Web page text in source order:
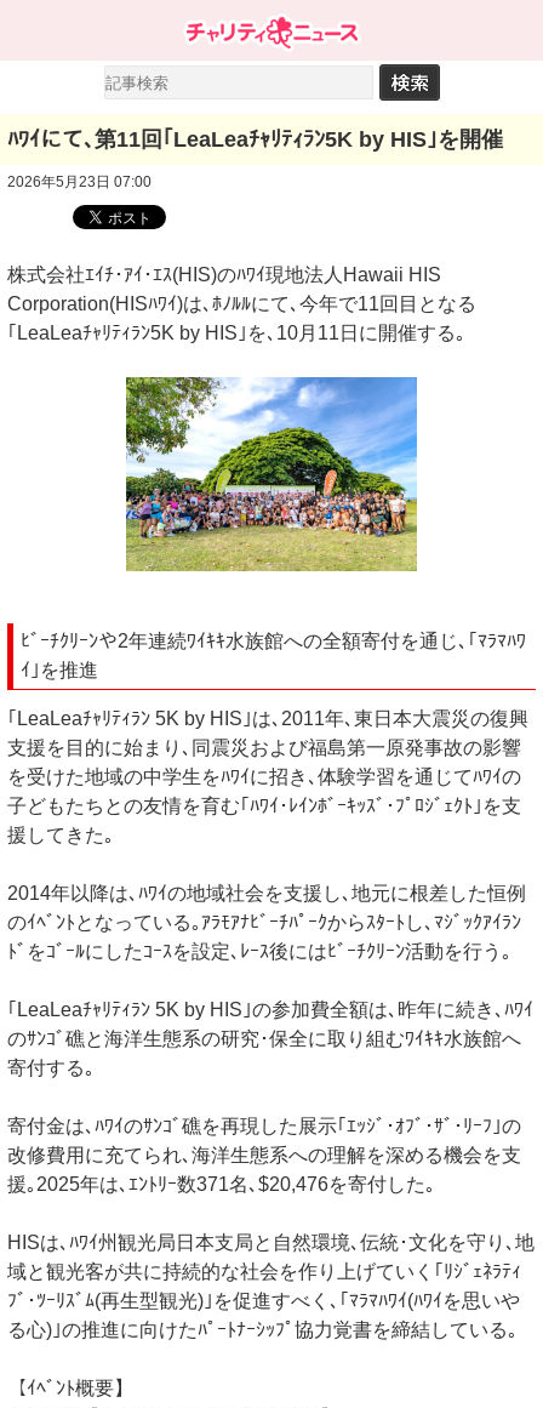
ﾊﾜｲにて､第11回｢LeaLeaﾁｬﾘﾃｨﾗﾝ5K by HIS｣を開催
2026年5月23日 07:00
株式会社ｴｲﾁ･ｱｲ･ｴｽ(HIS)のﾊﾜｲ現地法人Hawaii HIS
Corporation(HISﾊﾜｲ)は､ﾎﾉﾙﾙにて､今年で11回目となる
｢LeaLeaﾁｬﾘﾃｨﾗﾝ5K by HIS｣を､10月11日に開催する｡
ﾋﾞｰﾁｸﾘｰﾝや2年連続ﾜｲｷｷ水族館への全額寄付を通じ､｢ﾏﾗﾏﾊﾜ
ｲ｣を推進
｢LeaLeaﾁｬﾘﾃｨﾗﾝ 5K by HIS｣は､2011年､東日本大震災の復興
支援を目的に始まり､同震災および福島第一原発事故の影響
を受けた地域の中学生をﾊﾜｲに招き､体験学習を通じてﾊﾜｲの
子どもたちとの友情を育む｢ﾊﾜｲ･ﾚｲﾝﾎﾞｰｷｯｽﾞ･ﾌﾟﾛｼﾞｪｸﾄ｣を支
援してきた｡
2014年以降は､ﾊﾜｲの地域社会を支援し､地元に根差した恒例
のｲﾍﾞﾝﾄとなっている｡ｱﾗﾓｱﾅﾋﾞｰﾁﾊﾟｰｸからｽﾀｰﾄし､ﾏｼﾞｯｸｱｲﾗﾝ
ﾄﾞをｺﾞｰﾙにしたｺｰｽを設定､ﾚｰｽ後にはﾋﾞｰﾁｸﾘｰﾝ活動を行う｡
｢LeaLeaﾁｬﾘﾃｨﾗﾝ 5K by HIS｣の参加費全額は､昨年に続き､ﾊﾜｲ
のｻﾝｺﾞ礁と海洋生態系の研究･保全に取り組むﾜｲｷｷ水族館へ
寄付する｡
寄付金は､ﾊﾜｲのｻﾝｺﾞ礁を再現した展示｢ｴｯｼﾞ･ｵﾌﾞ･ｻﾞ･ﾘｰﾌ｣の
改修費用に充てられ､海洋生態系への理解を深める機会を支
援｡2025年は､ｴﾝﾄﾘｰ数371名､$20,476を寄付した｡
HISは､ﾊﾜｲ州観光局日本支局と自然環境､伝統･文化を守り､地
域と観光客が共に持続的な社会を作り上げていく｢ﾘｼﾞｪﾈﾗﾃｨ
ﾌﾞ･ﾂｰﾘｽﾞﾑ(再生型観光)｣を促進すべく､｢ﾏﾗﾏﾊﾜｲ(ﾊﾜｲを思いや
る心)｣の推進に向けたﾊﾟｰﾄﾅｰｼｯﾌﾟ協力覚書を締結している｡
【ｲﾍﾞﾝﾄ概要】